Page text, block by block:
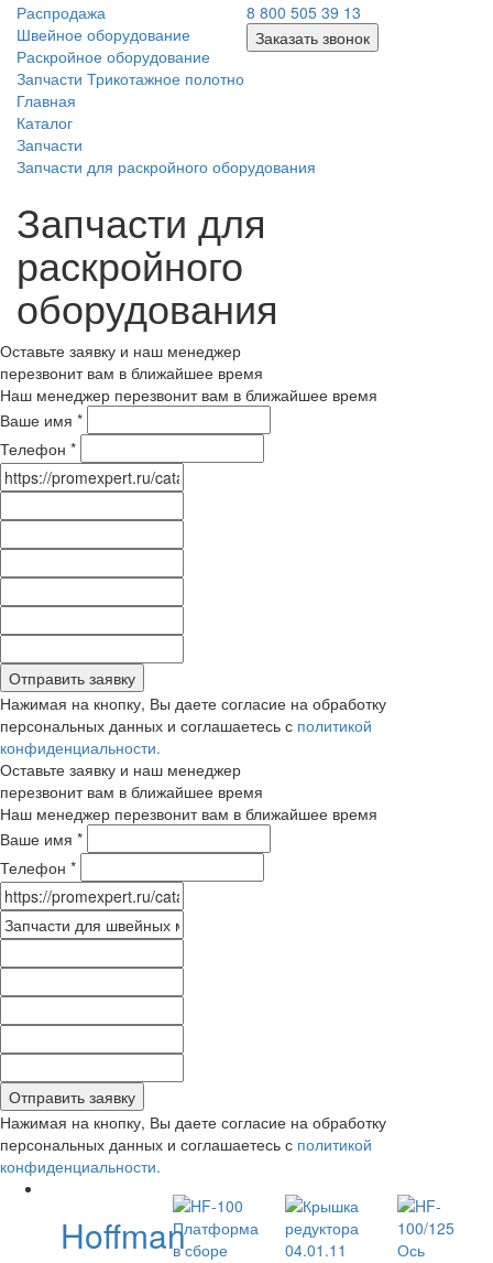
Распродажа
Швейное оборудование
Раскройное оборудование
Запчасти Трикотажное полотно
8 800 505 39 13
Заказать звонок
Главная
Каталог
Запчасти
Запчасти для раскройного оборудования
Запчасти для
раскройного
оборудования
Оставьте заявку и наш менеджер
перезвонит вам в ближайшее время
Наш менеджер перезвонит вам в ближайшее время
Ваше имя *
Телефон *
Отправить заявку
Нажимая на кнопку, Вы даете согласие на обработку
персональных данных и соглашаетесь с политикой
конфиденциальности.
Оставьте заявку и наш менеджер
перезвонит вам в ближайшее время
Наш менеджер перезвонит вам в ближайшее время
Ваше имя *
Телефон *
Отправить заявку
Нажимая на кнопку, Вы даете согласие на обработку
персональных данных и соглашаетесь с политикой
конфиденциальности.
Hoffman